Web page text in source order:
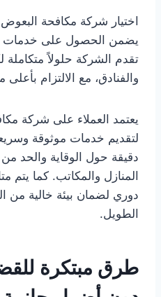
اختيار شركة مكافحة
يضمن الحصول على خدمات
تقدم الشركة حلولاً متكاملة
والفنادق، مع الالتزام بأعلى
يعتمد العملاء على شركة
لتقديم خدمات موثوقة
دقيقة حول الوقاية والحد
المنازل والمكاتب. كما يتم
دوري لضمان بيئة خالية من
الطويل.
طرق مبتكرة